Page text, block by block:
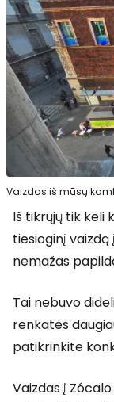
Vaizdas iš mūsų
Iš tikrųjų tik keli
tiesioginį
nemažas
Tai nebuvo
renkatės
patikrinkite
Vaizdas į